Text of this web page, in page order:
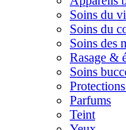
Soins du
Soins du
Soins des
Rasage &
Soins
Parfums
Teint